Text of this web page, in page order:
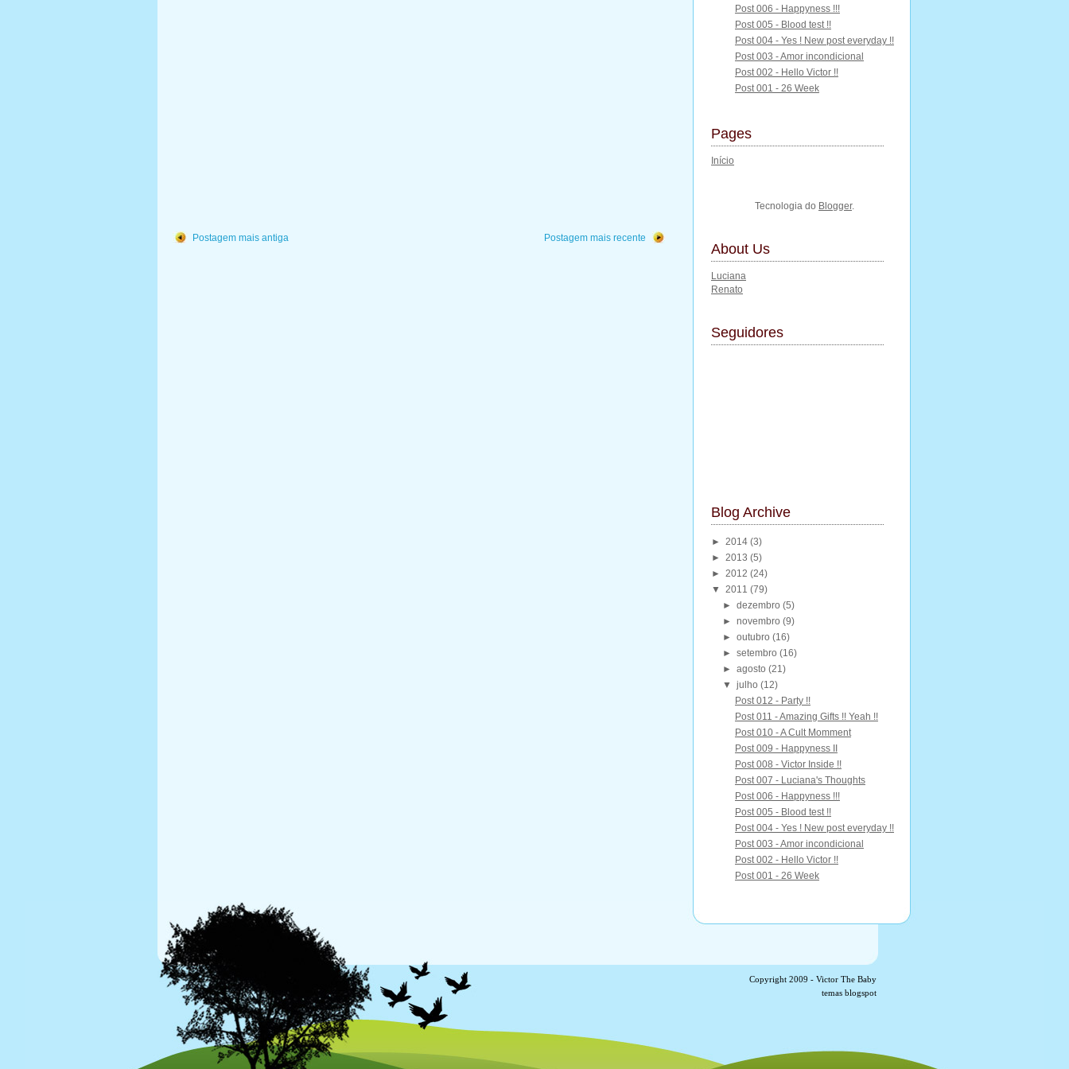
Postagem mais recente
Postagem mais antiga
Post 006 - Happyness !!!
Post 005 - Blood test !!
Post 004 - Yes ! New post everyday !!
Post 003 - Amor incondicional
Post 002 - Hello Victor !!
Post 001 - 26 Week
Pages
Início
Tecnologia do Blogger.
About Us
Luciana
Renato
Seguidores
Blog Archive
► 2014 (3)
► 2013 (5)
► 2012 (24)
▼ 2011 (79)
►dezembro (5)
►novembro (9)
►outubro (16)
►setembro (16)
►agosto (21)
▼ julho (12)
Post 012 - Party !!
Post 011 - Amazing Gifts !! Yeah !!
Post 010 - A Cult Momment
Post 009 - Happyness II
Post 008 - Victor Inside !!
Post 007 - Luciana's Thoughts
Post 006 - Happyness !!!
Post 005 - Blood test !!
Post 004 - Yes ! New post everyday !!
Post 003 - Amor incondicional
Post 002 - Hello Victor !!
Post 001 - 26 Week
Copyright 2009 - Victor The Baby
temas blogspot